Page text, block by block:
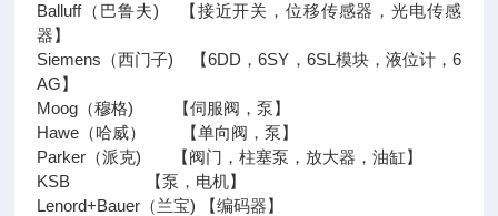
Balluff（巴鲁夫) 【接近开关，位移传感器，光电传感
器】
Siemens（西门子) 【6DD，6SY，6SL模块，液位计，6
AG】
Moog（穆格) 【伺服阀，泵】
Hawe（哈威） 【单向阀，泵】
Parker（派克) 【阀门，柱塞泵，放大器，油缸】
KSB 【泵，电机】
Lenord+Bauer（兰宝) 【编码器】